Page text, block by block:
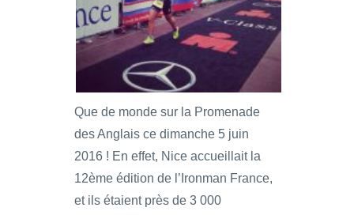
Que de monde sur la Promenade
des Anglais ce dimanche 5 juin
2016 ! En effet, Nice accueillait la
12ème édition de l’Ironman France,
et ils étaient près de 3 000